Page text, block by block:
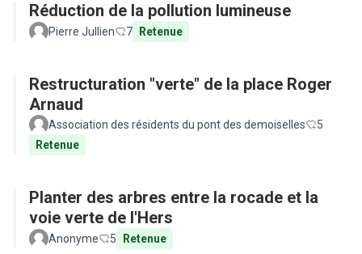
Réduction de la pollution lumineuse
Pierre Jullien 7 Retenue
Restructuration "verte" de la place Roger
Arnaud
Association des résidents du pont des demoiselles
5
Retenue
Planter des arbres entre la rocade et la
voie verte de l'Hers
Anonyme 5 Retenue